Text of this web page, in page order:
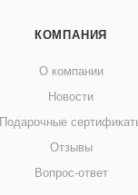
КОМПАНИЯ
О компании
Новости
Подарочные
Отзывы
Вопрос-ответ